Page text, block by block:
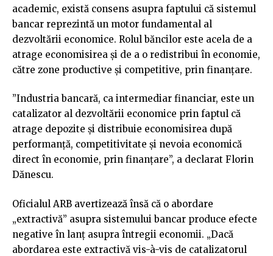
academic, există consens asupra faptului că sistemul
bancar reprezintă un motor fundamental al
dezvoltării economice. Rolul băncilor este acela de a
atrage economisirea și de a o redistribui în economie,
către zone productive și competitive, prin finanțare.
”Industria bancară, ca intermediar financiar, este un
catalizator al dezvoltării economice prin faptul că
atrage depozite și distribuie economisirea după
performanță, competitivitate și nevoia economică
direct în economie, prin finanțare”, a declarat Florin
Dănescu.
Oficialul ARB avertizează însă că o abordare
„extractivă” asupra sistemului bancar produce efecte
negative în lanț asupra întregii economii. „Dacă
abordarea este extractivă vis-à-vis de catalizatorul